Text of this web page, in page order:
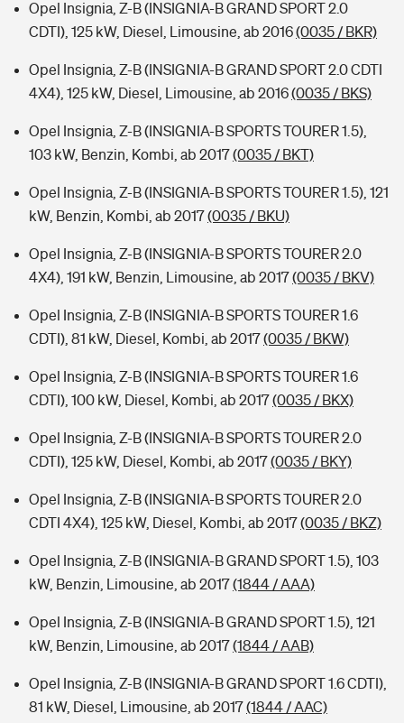
Opel Insignia, Z-B (INSIGNIA-B GRAND SPORT 2.0
CDTI), 125 kW, Diesel, Limousine, ab 2016(0035 / BKR)
Opel Insignia, Z-B (INSIGNIA-B GRAND SPORT 2.0 CDTI
4X4), 125 kW, Diesel, Limousine, ab 2016(0035 / BKS)
Opel Insignia, Z-B (INSIGNIA-B SPORTS TOURER 1.5),
103 kW, Benzin, Kombi, ab 2017(0035 / BKT)
Opel Insignia, Z-B (INSIGNIA-B SPORTS TOURER 1.5), 121
kW, Benzin, Kombi, ab 2017(0035 / BKU)
Opel Insignia, Z-B (INSIGNIA-B SPORTS TOURER 2.0
4X4), 191 kW, Benzin, Limousine, ab 2017(0035 / BKV)
Opel Insignia, Z-B (INSIGNIA-B SPORTS TOURER 1.6
CDTI), 81 kW, Diesel, Kombi, ab 2017(0035 / BKW)
Opel Insignia, Z-B (INSIGNIA-B SPORTS TOURER 1.6
CDTI), 100 kW, Diesel, Kombi, ab 2017(0035 / BKX)
Opel Insignia, Z-B (INSIGNIA-B SPORTS TOURER 2.0
CDTI), 125 kW, Diesel, Kombi, ab 2017(0035 / BKY)
Opel Insignia, Z-B (INSIGNIA-B SPORTS TOURER 2.0
CDTI 4X4), 125 kW, Diesel, Kombi, ab 2017(0035 / BKZ)
Opel Insignia, Z-B (INSIGNIA-B GRAND SPORT 1.5), 103
kW, Benzin, Limousine, ab 2017(1844 / AAA)
Opel Insignia, Z-B (INSIGNIA-B GRAND SPORT 1.5), 121
kW, Benzin, Limousine, ab 2017(1844 / AAB)
Opel Insignia, Z-B (INSIGNIA-B GRAND SPORT 1.6 CDTI),
81 kW, Diesel, Limousine, ab 2017(1844 / AAC)